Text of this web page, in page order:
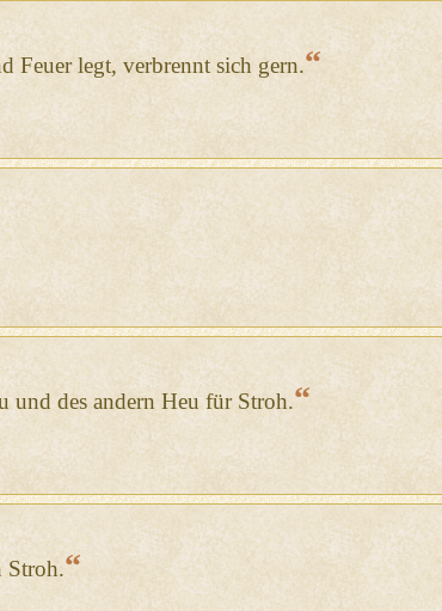
Feuer legt, verbrennt sich gern.“
und des andern Heu für Stroh.“
Stroh.“